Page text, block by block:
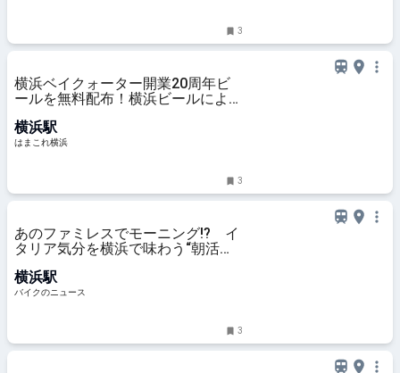
3
横浜ベイクォーター開業20周年ビ
ールを無料配布！横浜ビールによる
はまこれ横浜
横浜駅
はまこれ横浜
3
あのファミレスでモーニング!? イ
タリア気分を横浜で味わう“朝活ラ
横浜駅
バイクのニュース
3